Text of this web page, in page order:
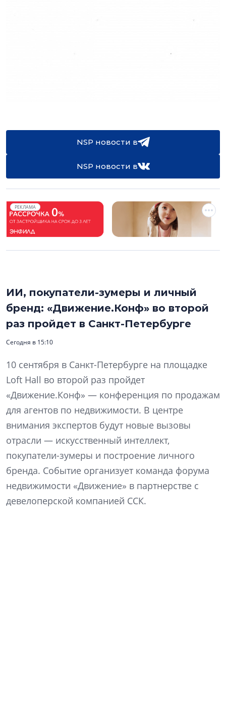
NSP новости в
NSP новости в
РЕКЛАМА
ИИ, покупатели-зумеры и личный
бренд: «Движение.Конф» во второй
раз пройдет в Санкт-Петербурге
Сегодня в 15:10
10 сентября в Санкт-Петербурге на площадке
Loft Hall во второй раз пройдет
«Движение.Конф» — конференция по продажам
для агентов по недвижимости. В центре
внимания экспертов будут новые вызовы
отрасли — искусственный интеллект,
покупатели-зумеры и построение личного
бренда. Событие организует команда форума
недвижимости «Движение» в партнерстве с
девелоперской компанией ССК.